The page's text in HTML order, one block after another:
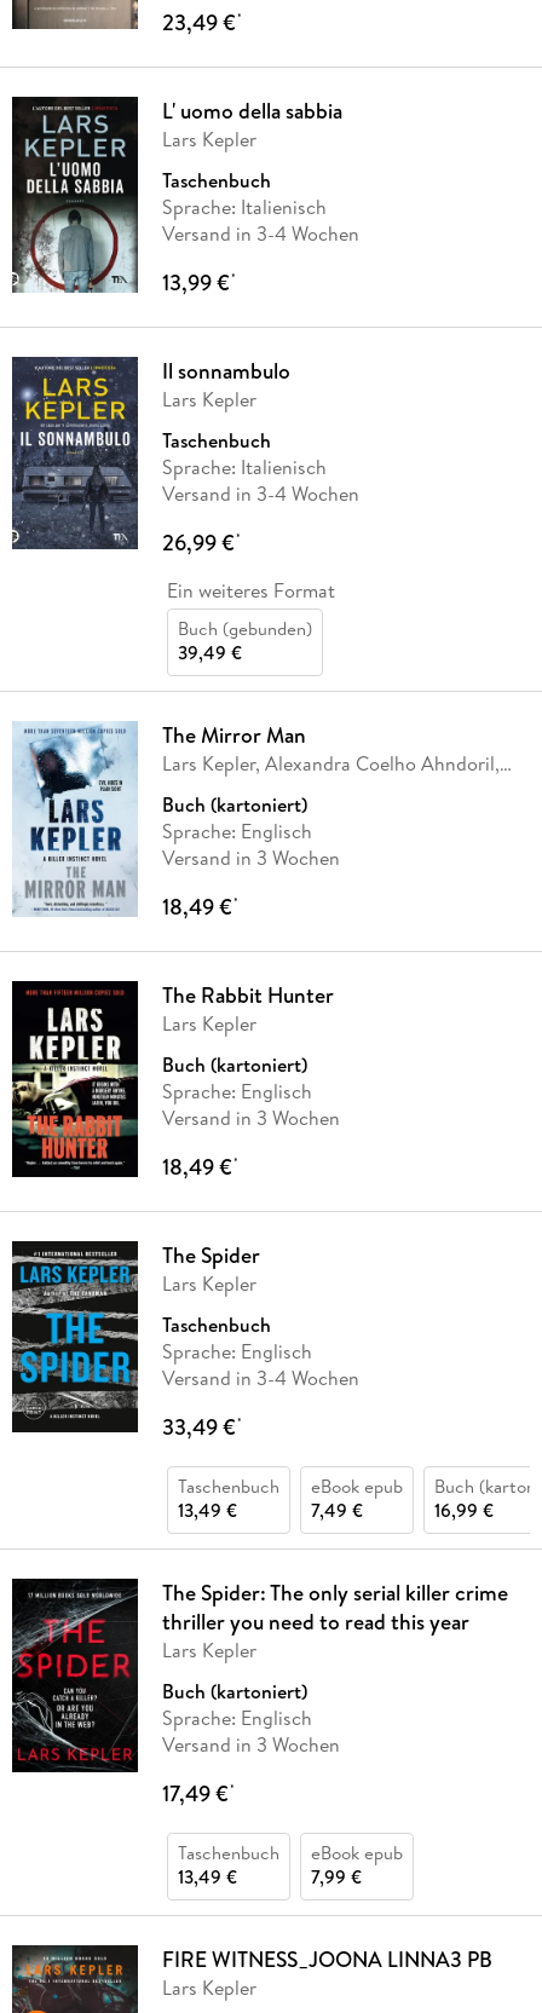
23,49 €*
L' uomo della sabbia
Lars Kepler
Taschenbuch
Sprache: Italienisch
Versand in 3-4 Wochen
13,99 €*
Il sonnambulo
Lars Kepler
Taschenbuch
Sprache: Italienisch
Versand in 3-4 Wochen
26,99 €*
Ein weiteres Format
Buch (gebunden)
39,49 €
The Mirror Man
Lars Kepler, Alexandra Coelho Ahndoril,
Buch (kartoniert)
Sprache: Englisch
Versand in 3 Wochen
18,49 €*
The Rabbit Hunter
Lars Kepler
Buch (kartoniert)
Sprache: Englisch
Versand in 3 Wochen
18,49 €*
The Spider
Lars Kepler
Taschenbuch
Sprache: Englisch
Versand in 3-4 Wochen
33,49 €*
Taschenbuch
13,49 €
eBook epub
7,49 €
Buch
16,99 €
The Spider: The only serial killer crime
thriller you need to read this year
Lars Kepler
Buch (kartoniert)
Sprache: Englisch
Versand in 3 Wochen
17,49 €*
Taschenbuch
13,49 €
eBook epub
7,99 €
FIRE WITNESS_JOONA LINNA3 PB
Lars Kepler